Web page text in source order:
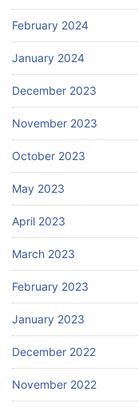
February 2024
January 2024
December 2023
November 2023
October 2023
May 2023
April 2023
March 2023
February 2023
January 2023
December 2022
November 2022